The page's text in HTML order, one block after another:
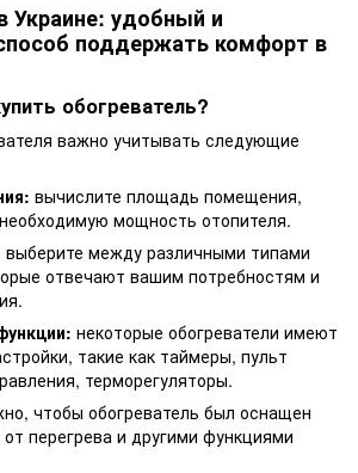
Украине: удобный и
поддержать комфорт в
обогреватель?
важно учитывать следующие
вычислите площадь помещения,
мощность отопителя.
выберите между различными типами
отвечают вашим потребностям и
некоторые обогреватели имеют
такие как таймеры, пульт
терморегуляторы.
чтобы обогреватель был оснащен
перегрева и другими функциями